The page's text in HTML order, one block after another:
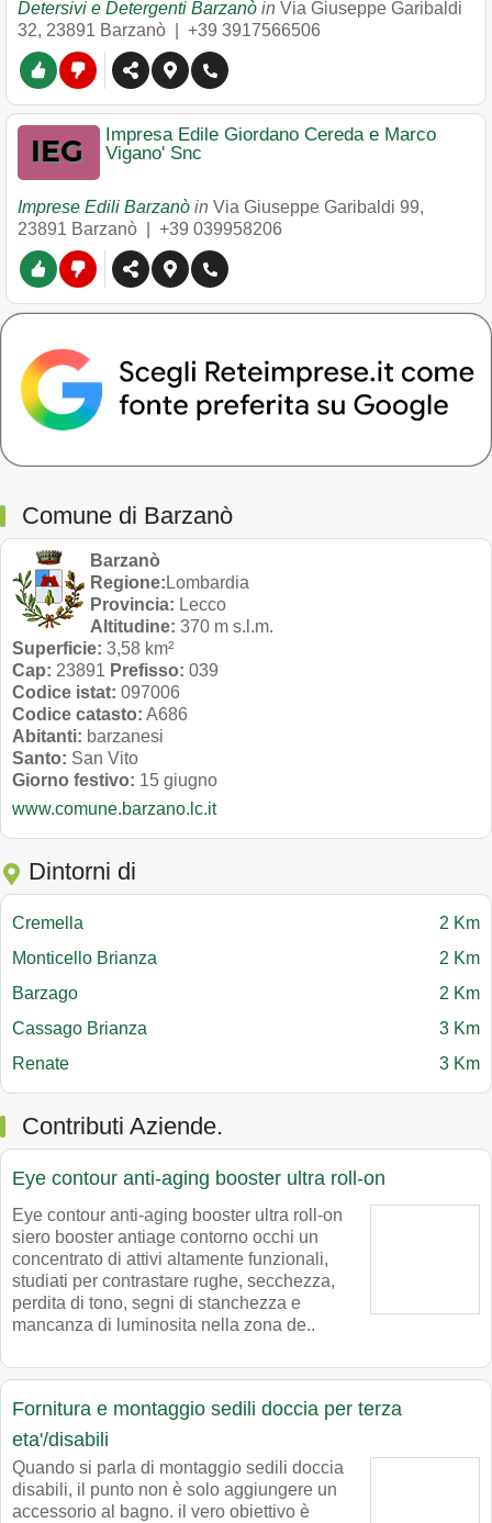
Detersivi e Detergenti Barzanò in Via Giuseppe Garibaldi
32, 23891 Barzanò +39 3917566506
Impresa Edile Giordano Cereda e Marco
Vigano' Snc
Imprese Edili Barzanò in Via Giuseppe Garibaldi 99,
23891 Barzanò +39 039958206
Comune di Barzanò
Barzanò
Regione: Lombardia
Provincia: Lecco
Altitudine: 370 m s.l.m.
Superficie: 3,58 km²
Cap: 23891 Prefisso: 039
Codice istat: 097006
Codice catasto: A686
Abitanti: barzanesi
Santo: San Vito
Giorno festivo: 15 giugno
www.comune.barzano.lc.it
Dintorni di
Cremella
2 Km
Monticello Brianza
2 Km
Barzago
2 Km
Cassago Brianza
3 Km
Renate
3 Km
Contributi Aziende.
Eye contour anti-aging booster ultra roll-on
Eye contour anti-aging booster ultra roll-on
siero booster antiage contorno occhi un
concentrato di attivi altamente funzionali,
studiati per contrastare rughe, secchezza,
perdita di tono, segni di stanchezza e
mancanza di luminosita nella zona de..
Fornitura e montaggio sedili doccia per terza
eta'/disabili
Quando si parla di montaggio sedili doccia
disabili, il punto non è solo aggiungere un
accessorio al bagno. il vero obiettivo è